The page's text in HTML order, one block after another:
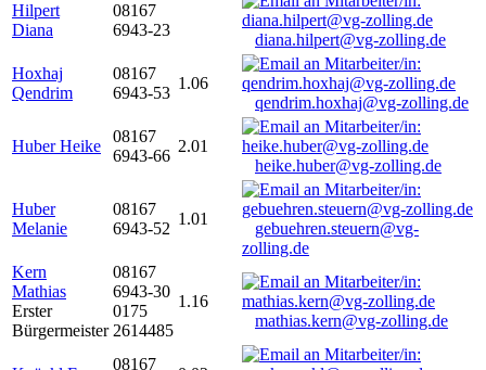
Hilpert
Diana
08167
6943-23
diana.hilpert@vg-zolling.de
Hoxhaj
Qendrim
08167
6943-53
1.06
qendrim.hoxhaj@vg-zolling.de
Huber Heike
08167
6943-66
2.01
heike.huber@vg-zolling.de
Huber
Melanie
08167
6943-52
1.01
gebuehren.steuern@vg-
zolling.de
Kern
Mathias
Erster
Bürgermeister
08167
6943-30
0175
2614485
1.16
mathias.kern@vg-zolling.de
08167